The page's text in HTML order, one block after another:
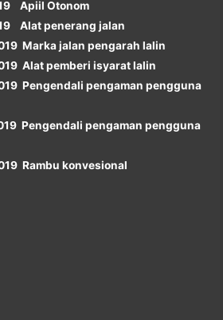
Apiil Otonom
Alat penerang jalan
Marka jalan pengarah lalin
Alat pemberi isyarat lalin
Pengendali pengaman pengguna
Pengendali pengaman pengguna
Rambu konvesional